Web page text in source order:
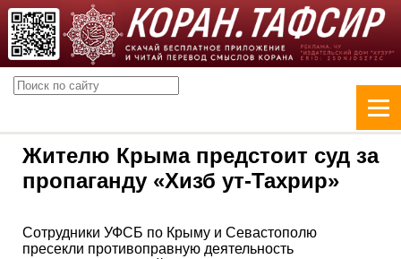
Жителю Крыма предстоит суд за
пропаганду «Хизб ут-Тахрир»
Сотрудники УФСБ по Крыму и Севастополю
пресекли противоправную деятельность